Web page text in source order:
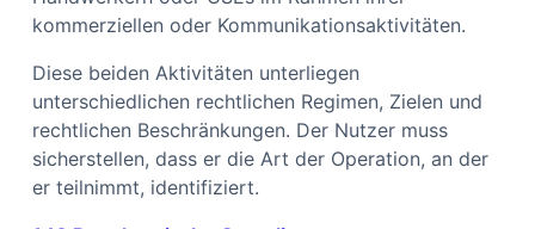
kommerziellen oder Kommunikationsaktivitäten.
Diese beiden Aktivitäten unterliegen
unterschiedlichen rechtlichen Regimen, Zielen und
rechtlichen Beschränkungen. Der Nutzer muss
sicherstellen, dass er die Art der Operation, an der
er teilnimmt, identifiziert.